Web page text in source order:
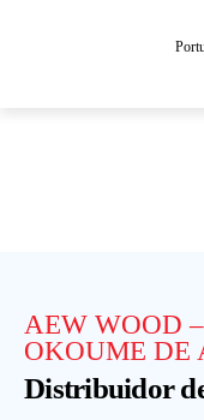
AEW WOOD
OKOUME DE
Distribuidor